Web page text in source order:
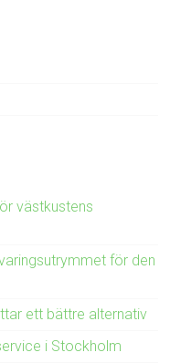
västkustens
för den
ett bättre alternativ
i Stockholm